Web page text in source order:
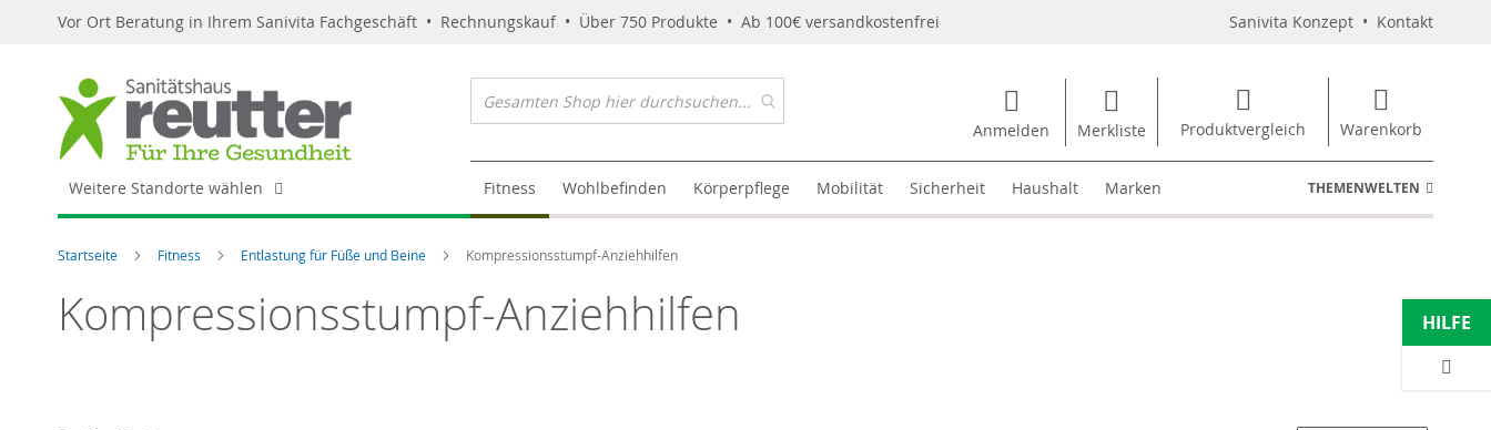
Vor Ort Beratung in Ihrem Sanivita Fachgeschäft • Rechnungskauf • Über 750 Produkte • Ab 100€ versandkostenfrei Sanivita Konzept • Kontakt
Anmelden Merkliste Produktvergleich Warenkorb
Weitere Standorte wählen Fitness Wohlbefinden Körperpflege Mobilität Sicherheit Haushalt Marken THEMENWELTEN
Startseite Fitness Entlastung für Füße und Beine Kompressionsstumpf-Anziehhilfen
Kompressionsstumpf-Anziehhilfen HILFE